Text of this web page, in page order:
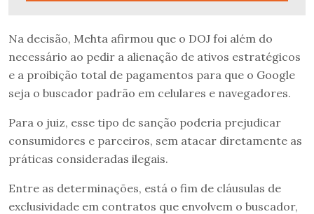
Na decisão, Mehta afirmou que o DOJ foi além do
necessário ao pedir a alienação de ativos estratégicos
e a proibição total de pagamentos para que o Google
seja o buscador padrão em celulares e navegadores.
Para o juiz, esse tipo de sanção poderia prejudicar
consumidores e parceiros, sem atacar diretamente as
práticas consideradas ilegais.
Entre as determinações, está o fim de cláusulas de
exclusividade em contratos que envolvem o buscador,